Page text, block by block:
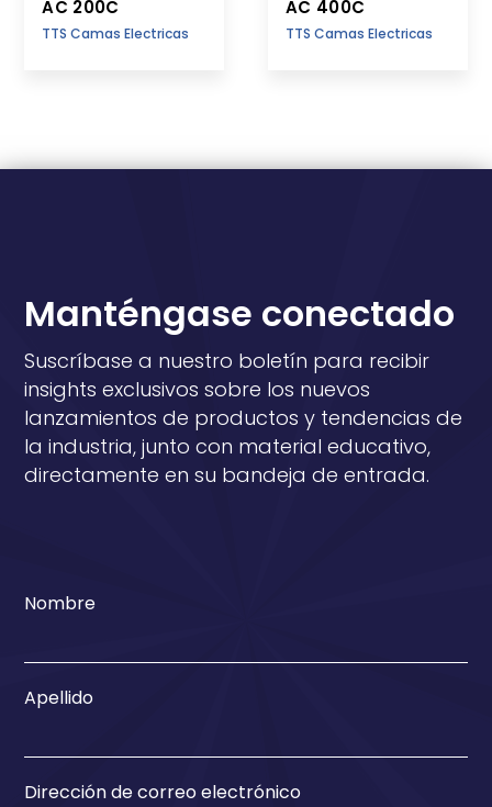
AC 200C
TTS Camas Electricas
AC 400C
TTS Camas Electricas
Manténgase conectado
Suscríbase a nuestro boletín para recibir
insights exclusivos sobre los nuevos
lanzamientos de productos y tendencias de
la industria, junto con material educativo,
directamente en su bandeja de entrada.
Nombre
Apellido
Dirección de correo electrónico